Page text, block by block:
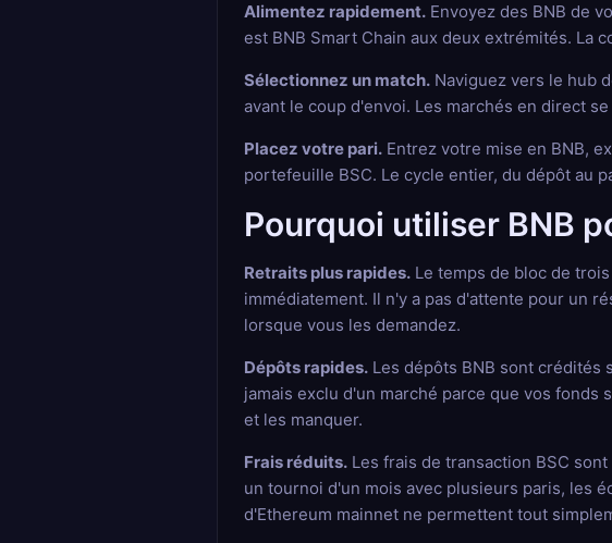
Alimentez rapidement. Envoyez des BNB de
est BNB Smart Chain aux deux extrémités. La
Sélectionnez un match. Naviguez vers le hub
avant le coup d'envoi. Les marchés en direct
Placez votre pari. Entrez votre mise en BNB,
portefeuille BSC. Le cycle entier, du dépôt au
Pourquoi utiliser BNB
Retraits plus rapides. Le temps de bloc de
immédiatement. Il n'y a pas d'attente pour un
lorsque vous les demandez.
Dépôts rapides. Les dépôts BNB sont crédités
jamais exclu d'un marché parce que vos
et les manquer.
Frais réduits. Les frais de transaction BSC
un tournoi d'un mois avec plusieurs paris, les
d'Ethereum mainnet ne permettent tout